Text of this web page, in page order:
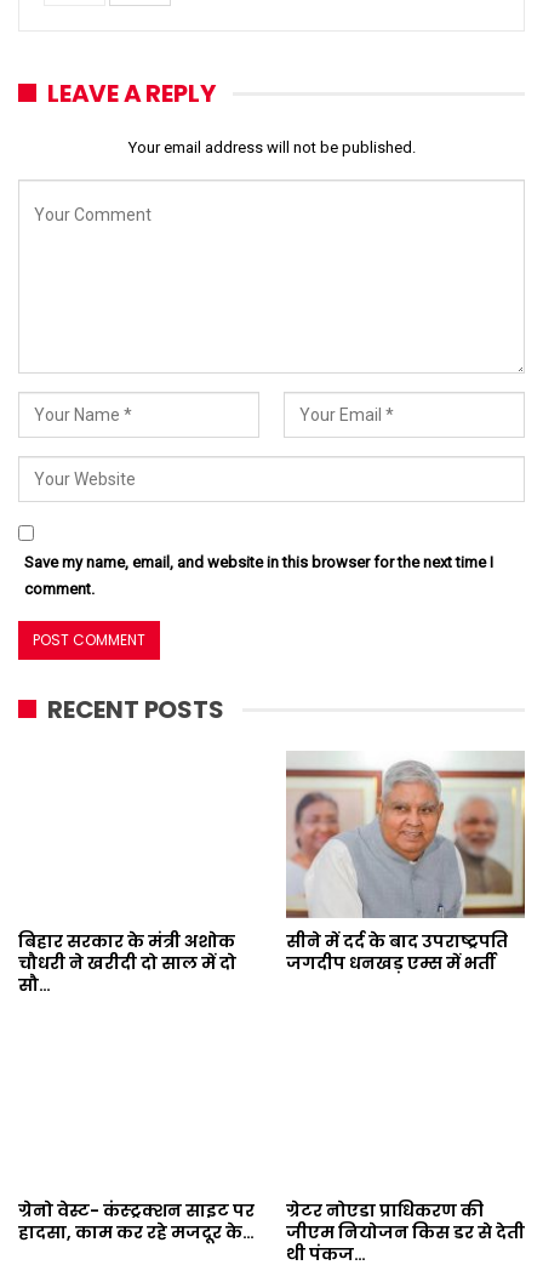
LEAVE A REPLY
Your email address will not be published.
Save my name, email, and website in this browser for the next time I
comment.
RECENT POSTS
बिहार सरकार के मंत्री अशोक
चौधरी ने खरीदी दो साल में दो
सौ…
सीने में दर्द के बाद उपराष्ट्रपति
जगदीप धनखड़ एम्स में भर्ती
ग्रेनो वेस्ट- कंस्ट्रक्शन साइट पर
हादसा, काम कर रहे मजदूर के…
ग्रेटर नोएडा प्राधिकरण की
जीएम नियोजन किस डर से देती
थी पंकज…